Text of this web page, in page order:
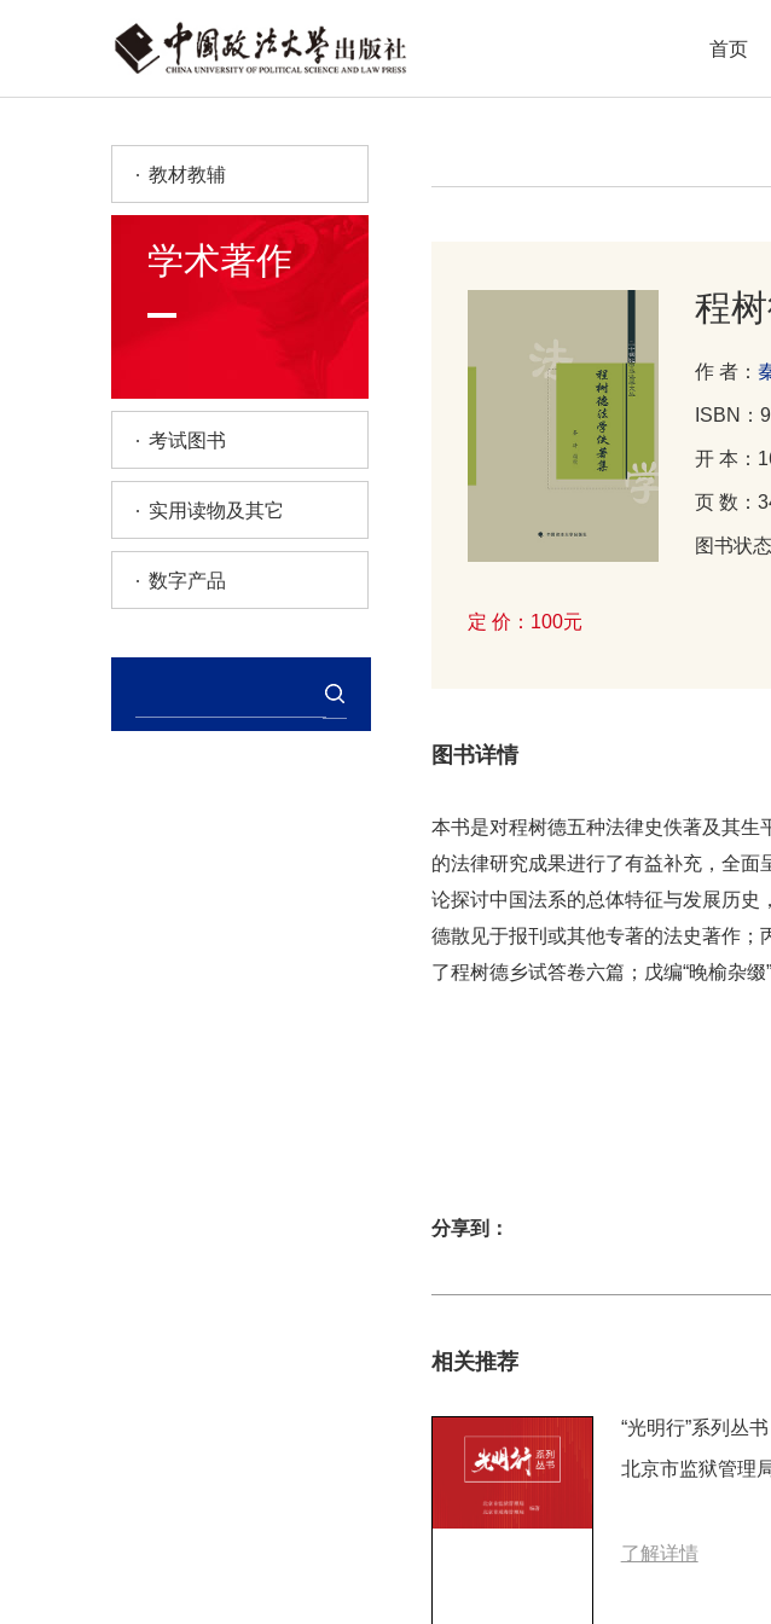
首页
教材教辅
学术著作
考试图书
实用读物及其它
数字产品
程
作 者：
ISBN：
开 本：
页 数：
图书状
定 价：100元
图书详情
本书是对程树德五种法律史佚著及其
的法律研究成果进行了有益补充，全面
论探讨中国法系的总体特征与发展历史
德散见于报刊或其他专著的法史著作；
了程树德乡试答卷六篇；戊编“晚榆杂
分享到：
相关推荐
“光明行”系列丛书
了解详情